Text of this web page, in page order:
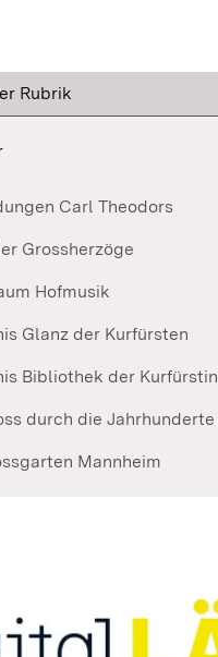
Rubrik
Carl Theodors
Grossherzöge
Hofmusik
Glanz der Kurfürsten
Bibliothek der Kurfürstin
durch die Jahrhunderte
Mannheim